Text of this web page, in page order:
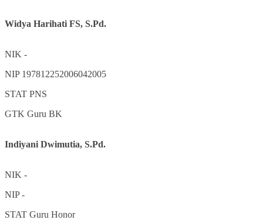
Widya Harihati FS, S.Pd.
NIK -
NIP 197812252006042005
STAT PNS
GTK Guru BK
Indiyani Dwimutia, S.Pd.
NIK -
NIP-
STAT Guru Honor